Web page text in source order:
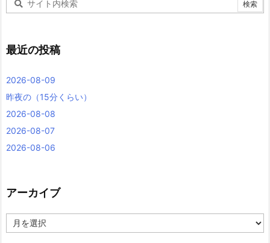
最近の投稿
2026-08-09
昨夜の（15分くらい）
2026-08-08
2026-08-07
2026-08-06
アーカイブ
ー